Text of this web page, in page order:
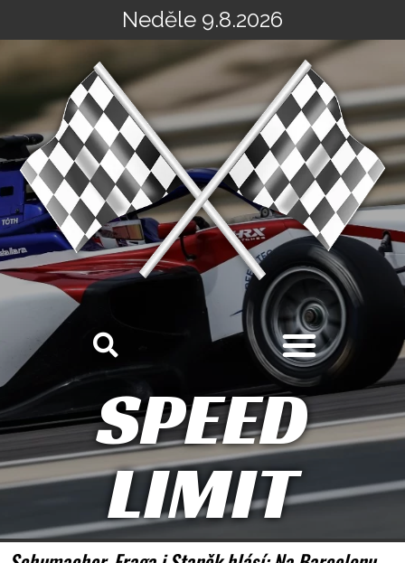
na
Neděle 9.8.2026
SPEED
LIMIT